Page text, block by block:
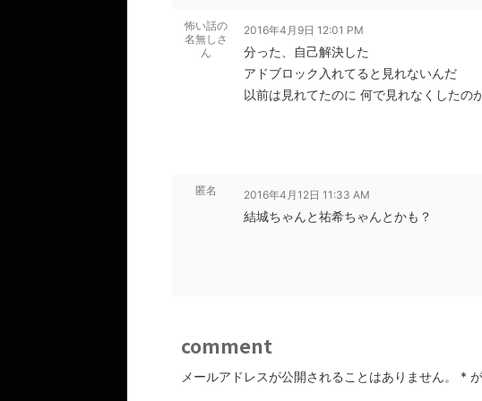
怖い話の
名無しさ
ん
2016年4月9日 12:01 PM
分った、自己解決した
アドブロック入れてると見れないんだ
以前は見れてたのに 何で見れなくしたの
匿名 2016年4月12日 11:33 AM
結城ちゃんと祐希ちゃんとかも？
comment
メールアドレスが公開されることはありません。 *